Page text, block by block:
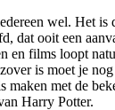
wel. Het is
dat ooit een
en films loopt
is moet je
maken met de
Harry Potter.